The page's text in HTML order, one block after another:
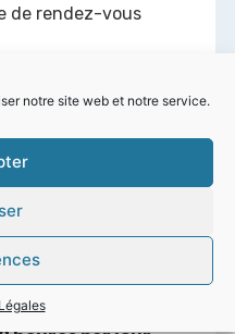
notre site web et notre service.
de rendez-vous
plus
/ pleines
un tarif